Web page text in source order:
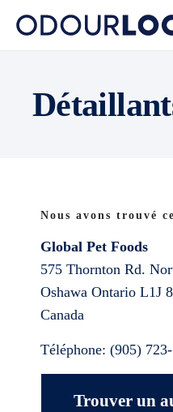
Nous avons trouvé
Global Pet Foods
575 Thornton Rd.
Oshawa Ontario L1J
Canada
Téléphone: (905)
Trouver un